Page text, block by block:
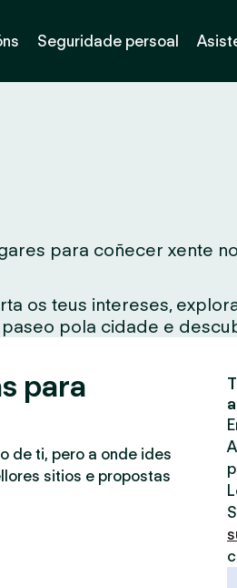
Seguridade persoal
para coñecer xente
os teus intereses,
pola cidade e
para
de ti, pero a onde ides
sitios e propostas